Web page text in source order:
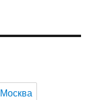
Москва